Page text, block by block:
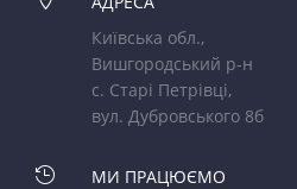
Київська обл.,
Вишгородський р-н
с. Старі Петрівці,
вул. Дубровського 8б

МИ ПРАЦЮЄМО